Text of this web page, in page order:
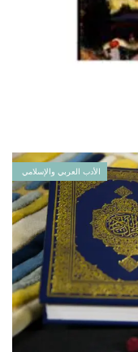
الأدب العربي والإسلامي